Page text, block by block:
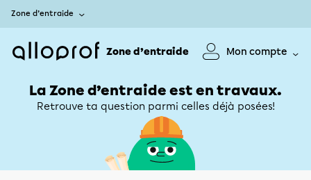
Zone d’entraide
Zone d’entraide Mon compte
La Zone d’entraide est en travaux.
Retrouve ta question parmi celles déjà posées!